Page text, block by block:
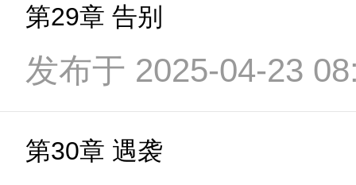
第29章 告别
发布于 2025-04-23
第30章 遇袭